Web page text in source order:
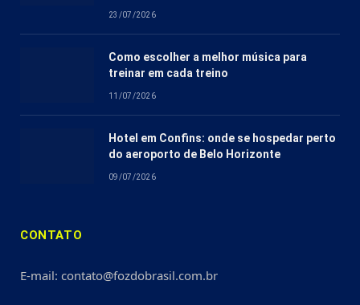
23/07/2026
Como escolher a melhor música para
treinar em cada treino
11/07/2026
Hotel em Confins: onde se hospedar perto
do aeroporto de Belo Horizonte
09/07/2026
CONTATO
E-mail: contato@fozdobrasil.com.br